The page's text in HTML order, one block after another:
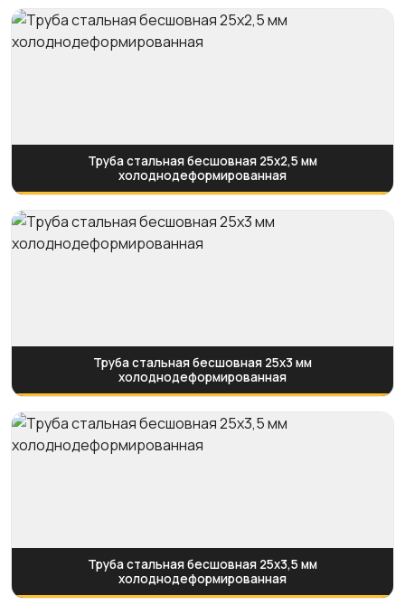
Труба стальная бесшовная 25х2,5 мм
холоднодеформированная
Труба стальная бесшовная 25х3 мм
холоднодеформированная
Труба стальная бесшовная 25х3,5 мм
холоднодеформированная